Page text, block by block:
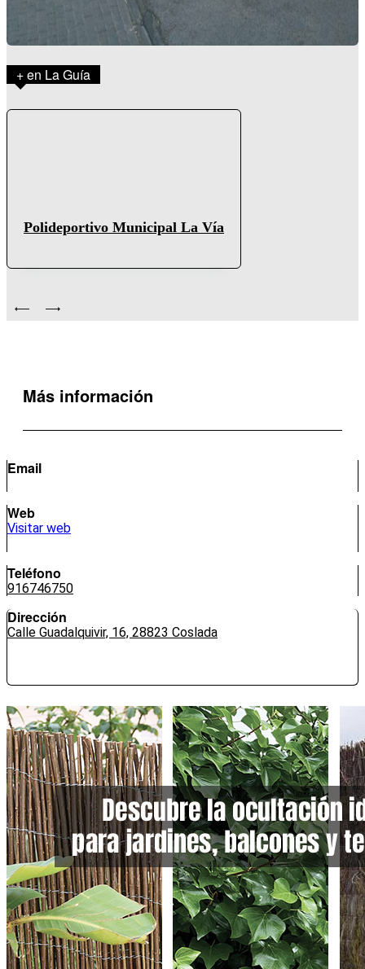
+ en La Guía
Polideportivo Municipal La Vía
Más información
Email
Web
Visitar web
Teléfono
916746750
Dirección
Calle Guadalquivir, 16, 28823 Coslada